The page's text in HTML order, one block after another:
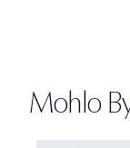
Mohlo